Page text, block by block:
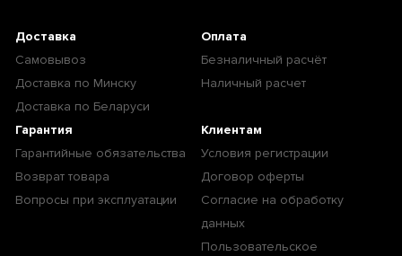
Доставка
Самовывоз
Доставка по Минску
Доставка по Беларуси
Оплата
Безналичный расчёт
Наличный расчет
Гарантия
Гарантийные обязательства
Возврат товара
Вопросы при эксплуатации
Клиентам
Условия регистрации
Договор оферты
Согласие на обработку
данных
Пользовательское